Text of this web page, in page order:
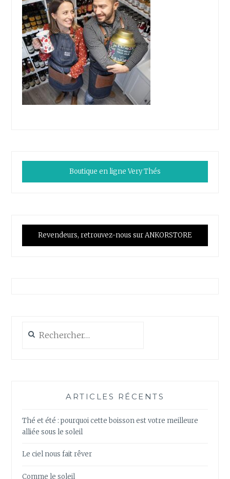
Boutique en ligne Very Thés
Revendeurs, retrouvez-nous sur ANKORSTORE
ARTICLES RÉCENTS
Thé et été : pourquoi cette boisson est votre meilleure
alliée sous le soleil
Le ciel nous fait rêver
Comme le soleil